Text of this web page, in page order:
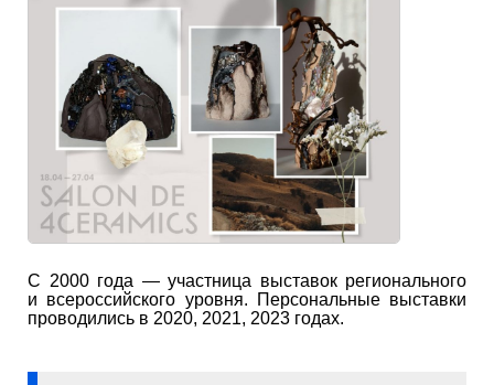
С 2000 года — участница выставок регионального
и всероссийского уровня. Персональные выставки
проводились в 2020, 2021, 2023 годах.